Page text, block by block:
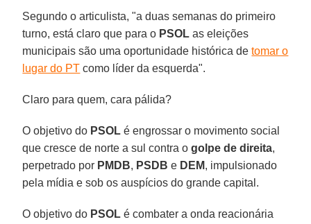
Segundo o articulista, "a duas semanas do primeiro
turno, está claro que para o PSOL as eleições
municipais são uma oportunidade histórica detomar o
lugar do PT como líder da esquerda".
Claro para quem, cara pálida?
O objetivo do PSOL é engrossar o movimento social
que cresce de norte a sul contra ogolpe de direita,
perpetrado por PMDB, PSDB e DEM, impulsionado
pela mídia e sob os auspícios do grande capital.
O objetivo do PSOL é combater a onda reacionária